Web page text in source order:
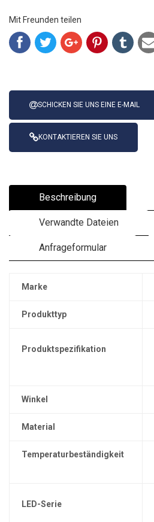
Mit Freunden teilen
SCHICKEN SIE UNS EINE E-MAIL
KONTAKTIEREN SIE UNS
Beschreibung
Verwandte Dateien
Anfrageformular
Marke
Produkttyp
Produktspezifikation
Winkel
Material
Temperaturbeständigkeit
LED-Serie